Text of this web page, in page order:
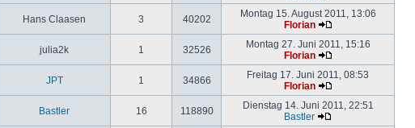
Hans Claasen 3 40202
Montag 15. August 2011, 13:06
Florian
julia2k 1 32526
Montag 27. Juni 2011, 15:16
Florian
JPT 1 34866
Freitag 17. Juni 2011, 08:53
Florian
Bastler 16 118890
Dienstag 14. Juni 2011, 22:51
Bastler